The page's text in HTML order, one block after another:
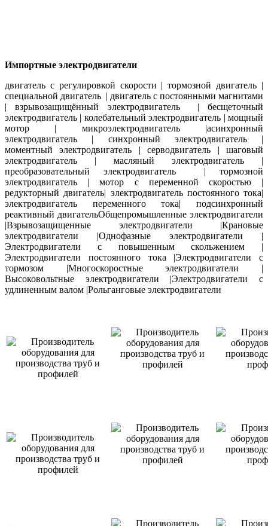
Импортные электродвигатели
двигатель с регулировкой скорости | тормозной двигатель |
специальной двигатель | двигатель с постоянными магнитами
| взрывозащищённый электродвигатель | бесщеточный
электродвигатель | колебательный электродвигатель | мощный
мотор | микроэлектродвигатель |асинхронный
электродвигатель | синхронный электродвигатель |
моментный электродвигатель | серводвигатель | шаговый
электродвигатель | масляный электродвигатель |
преобразовательный электродвигатель | тормозной
электродвигатель | мотор с переменной скоростью |
редукторный двигатель| электродвигатель постоянного тока|
электродвигатель переменного тока| подсинхронный
реактивный двигательОбщепромышленные электродвигатели
|Взрывозащищенные электродвигатели |Крановые
электродвигатели |Однофазные электродвигатели |
Электродвигатели с повышенным скольжением |
Электродвигатели постоянного тока |Электродвигатели с
тормозом |Многоскоростные электродвигатели |
Высоковольтные электродвигатели |Электродвигатели с
удлиненным валом |Рольганговые электродвигатели